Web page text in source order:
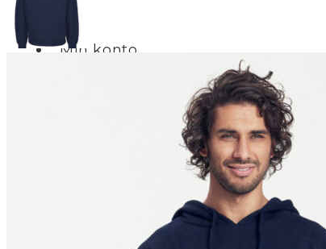
Min konto
LOGG INN / REGISTRER